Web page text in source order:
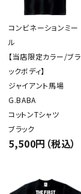
コンビネーションミー
ル
【当店限定カラー/ブラ
ックボディ】
ジャイアント馬場
G.BABA
コットンTシャツ
ブラック
5,500円（税込）